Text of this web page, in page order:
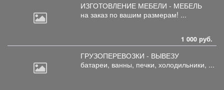
ИЗГОТОВЛЕНИЕ МЕБЕЛИ - МЕБЕЛЬ
на заказ по вашим размерам! ...
1 000 руб.
ГРУЗОПЕРЕВОЗКИ - ВЫВЕЗУ
батареи, ванны, печки, холодильники, ...